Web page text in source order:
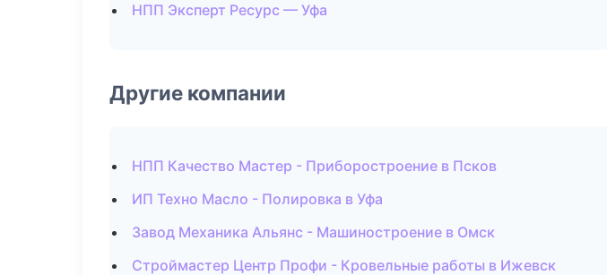
НПП Эксперт Ресурс — Уфа
Другие компании
НПП Качество Мастер - Приборостроение в Псков
ИП Техно Масло - Полировка в Уфа
Завод Механика Альянс - Машиностроение в Омск
Строймастер Центр Профи - Кровельные работы в Ижевск